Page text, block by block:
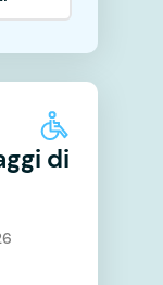
di